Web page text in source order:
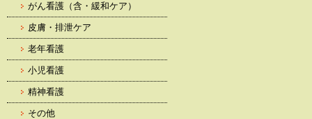
がん看護（含・緩和ケア）
皮膚・排泄ケア
老年看護
小児看護
精神看護
その他